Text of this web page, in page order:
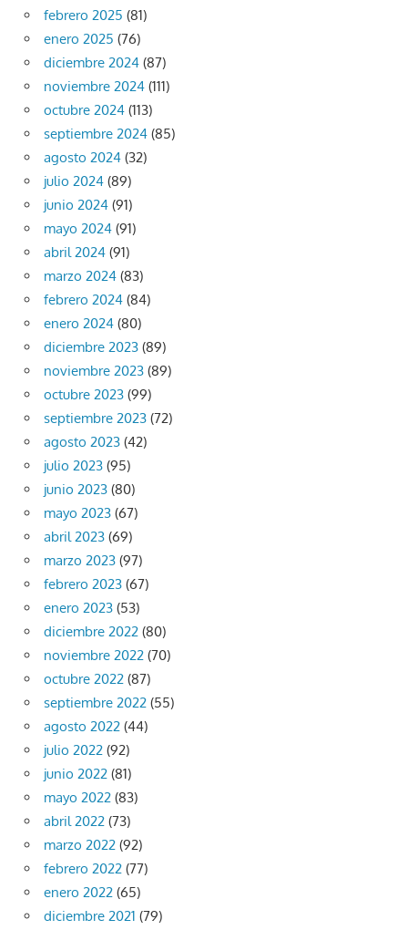
febrero 2025 (81)
enero 2025 (76)
diciembre 2024 (87)
noviembre 2024 (111)
octubre 2024 (113)
septiembre 2024 (85)
agosto 2024 (32)
julio 2024 (89)
junio 2024 (91)
mayo 2024 (91)
abril 2024 (91)
marzo 2024 (83)
febrero 2024 (84)
enero 2024 (80)
diciembre 2023 (89)
noviembre 2023 (89)
octubre 2023 (99)
septiembre 2023 (72)
agosto 2023 (42)
julio 2023 (95)
junio 2023 (80)
mayo 2023 (67)
abril 2023 (69)
marzo 2023 (97)
febrero 2023 (67)
enero 2023 (53)
diciembre 2022 (80)
noviembre 2022 (70)
octubre 2022 (87)
septiembre 2022 (55)
agosto 2022 (44)
julio 2022 (92)
junio 2022 (81)
mayo 2022 (83)
abril 2022 (73)
marzo 2022 (92)
febrero 2022 (77)
enero 2022 (65)
diciembre 2021 (79)